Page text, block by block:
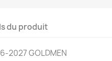
du produit
2027 GOLDMEN